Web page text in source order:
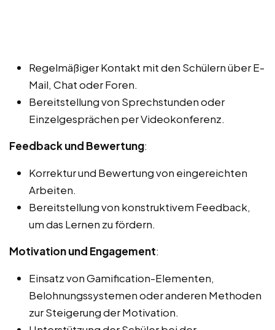
Regelmäßiger Kontakt mit den Schülern über E-
Mail, Chat oder Foren.
Bereitstellung von Sprechstunden oder
Einzelgesprächen per Videokonferenz.
Feedback und Bewertung:
Korrektur und Bewertung von eingereichten
Arbeiten.
Bereitstellung von konstruktivem Feedback,
um das Lernen zu fördern.
Motivation und Engagement:
Einsatz von Gamification-Elementen,
Belohnungssystemen oder anderen Methoden
zur Steigerung der Motivation.